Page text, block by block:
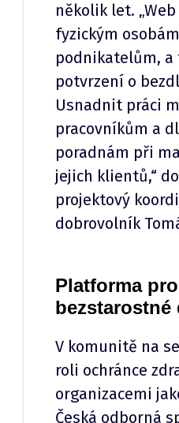
několik let.
fyzickým
podnikatelům, a
potvrzení o
Usnadnit práci
pracovníkům a
poradnám při
jejich klientů,“
projektový
dobrovolník
Platforma pro
bezstarostné
V komunitě na
roli ochránce
organizacemi
Česká odborná